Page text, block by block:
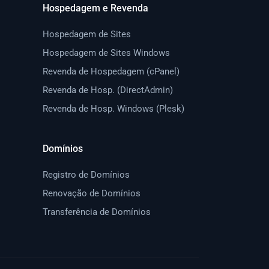
Hospedagem e Revenda
Hospedagem de Sites
Hospedagem de Sites Windows
Revenda de Hospedagem (cPanel)
Revenda de Hosp. (DirectAdmin)
Revenda de Hosp. Windows (Plesk)
Domínios
Registro de Domínios
Renovação de Domínios
Transferência de Domínios